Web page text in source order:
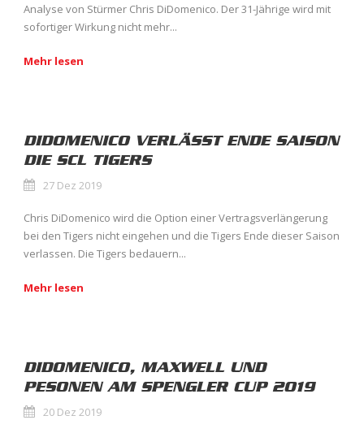
Analyse von Stürmer Chris DiDomenico. Der 31-Jährige wird mit
sofortiger Wirkung nicht mehr...
Mehr lesen
DIDOMENICO VERLÄSST ENDE SAISON
DIE SCL TIGERS
27 Dez 2019
Chris DiDomenico wird die Option einer Vertragsverlängerung
bei den Tigers nicht eingehen und die Tigers Ende dieser Saison
verlassen. Die Tigers bedauern...
Mehr lesen
DIDOMENICO, MAXWELL UND
PESONEN AM SPENGLER CUP 2019
20 Dez 2019